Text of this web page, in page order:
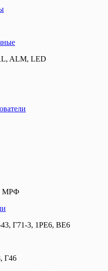
ALM, LED
МРФ
Г71-3, 1РЕ6, ВЕ6
Г46